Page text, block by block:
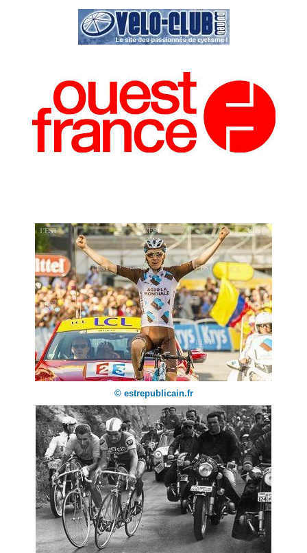
© estrepublicain.fr